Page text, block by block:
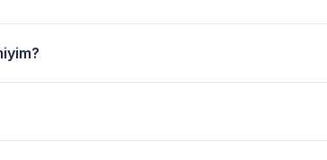
bulabilirsiniz.